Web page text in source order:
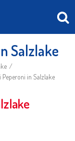
Salzlake
Peperoni in Salzlake